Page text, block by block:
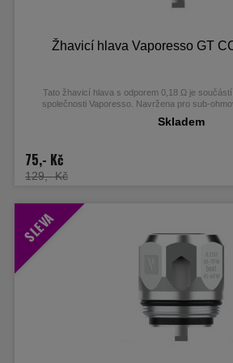
Žhavicí hlava Vaporesso GT
Tato žhavicí hlava s odporem 0,18 Ω je
společnosti Vaporesso. Navržena pro sub-
a intenzivní chuť e-liquidu.
Skladem
75,- Kč
129,- Kč
SLEVA